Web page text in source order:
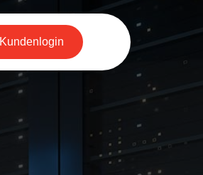
Kundenlogin